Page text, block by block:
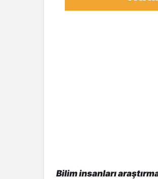
Bilim insanları